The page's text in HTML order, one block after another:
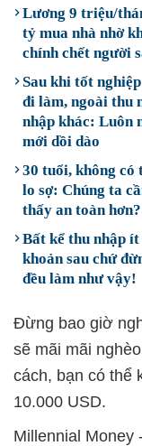
Lương 9 triệu/
tỷ mua nhà nhờ
chính chết người
Sau khi tốt
đi làm, ngoài thu
nhập khác: Luôn
mới dồi dào
30 tuổi, không có
lo sợ: Chúng ta
thấy an toàn hơn?
Bất kể thu nhập
khoản sau chứ
đều làm như vậy!
Đừng bao giờ
sẽ mãi mãi
cách, bạn có thể
10.000 USD.
Millennial